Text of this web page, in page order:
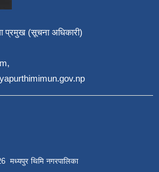
प्रमुख (सूचना अधिकारी)
मध्यपुर थिमि नगरपालिका